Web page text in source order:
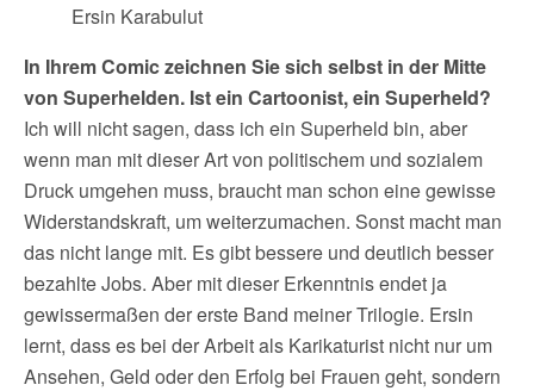
Ersin Karabulut
In Ihrem Comic zeichnen Sie sich selbst in der Mitte
von Superhelden. Ist ein Cartoonist, ein Superheld?
Ich will nicht sagen, dass ich ein Superheld bin, aber
wenn man mit dieser Art von politischem und sozialem
Druck umgehen muss, braucht man schon eine gewisse
Widerstandskraft, um weiterzumachen. Sonst macht man
das nicht lange mit. Es gibt bessere und deutlich besser
bezahlte Jobs. Aber mit dieser Erkenntnis endet ja
gewissermaßen der erste Band meiner Trilogie. Ersin
lernt, dass es bei der Arbeit als Karikaturist nicht nur um
Ansehen, Geld oder den Erfolg bei Frauen geht, sondern